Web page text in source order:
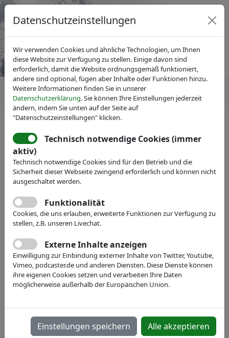
IVAM Fachverband für Mikrotechnik
Veranstaltungen
iST Jobst
Webseite
Datenschutzeinstellungen
Wir verwenden Cookies und ähnliche Technologien, um Ihnen
diese Website zur Verfügung zu stellen. Einige davon sind
erforderlich, damit die Website ordnungsgemäß funktioniert,
andere sind optional, fügen aber Inhalte oder Funktionen hinzu.
Weitere Informationen finden Sie in unserer
Datenschutzerklärung. Sie können Ihre Einstellungen jederzeit
ändern, indem Sie unten auf der Seite auf
"Datenschutzeinstellungen" klicken.
Technisch notwendige Cookies (immer
aktiv)
Technisch notwendige Cookies sind für den Betrieb und die
Sicherheit dieser Webseite zwingend erforderlich und können nicht
ausgeschaltet werden.
Funktionalität
Cookies, die uns erlauben, erweiterte Funktionen zur Verfügung zu
stellen, z.B. unseren Livechat.
Externe Inhalte anzeigen
Einwilligung zur Einbindung externer Inhalte von Twitter, Youtube,
Vimeo, podcaster.de und anderen Diensten. Diese Dienste können
ihre eigenen Cookies setzen und verarbeiten Ihre Daten
möglicherweise außerhalb der Europäischen Union.
Einstellungen speichern Alle akzeptieren